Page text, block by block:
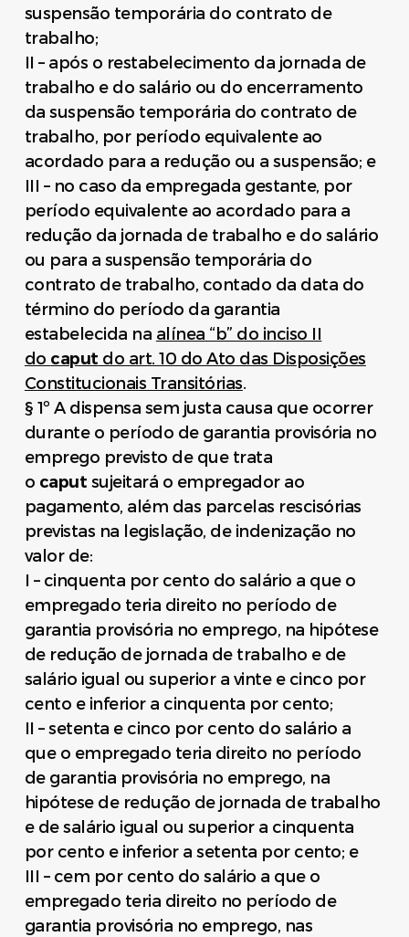
suspensão temporária do contrato de
trabalho;
II – após o restabelecimento da jornada de
trabalho e do salário ou do encerramento
da suspensão temporária do contrato de
trabalho, por período equivalente ao
acordado para a redução ou a suspensão; e
III – no caso da empregada gestante, por
período equivalente ao acordado para a
redução da jornada de trabalho e do salário
ou para a suspensão temporária do
contrato de trabalho, contado da data do
término do período da garantia
estabelecida na alínea “b” do inciso II
do caput do art. 10 do Ato das Disposições
Constitucionais Transitórias.
§ 1º A dispensa sem justa causa que ocorrer
durante o período de garantia provisória no
emprego previsto de que trata
o caput sujeitará o empregador ao
pagamento, além das parcelas rescisórias
previstas na legislação, de indenização no
valor de:
I – cinquenta por cento do salário a que o
empregado teria direito no período de
garantia provisória no emprego, na hipótese
de redução de jornada de trabalho e de
salário igual ou superior a vinte e cinco por
cento e inferior a cinquenta por cento;
II – setenta e cinco por cento do salário a
que o empregado teria direito no período
de garantia provisória no emprego, na
hipótese de redução de jornada de trabalho
e de salário igual ou superior a cinquenta
por cento e inferior a setenta por cento; e
III – cem por cento do salário a que o
empregado teria direito no período de
garantia provisória no emprego, nas